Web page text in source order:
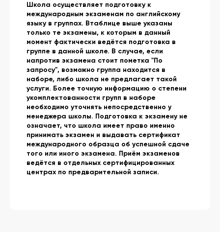
Школа осуществляет подготовку к
международным экзаменам по английскому
языку в группах. Втаблице выше указаны
только те экзамены, к которым в данный
момент фактически ведётся подготовка в
группе в данной школе. В случае, если
напротив экзамена стоит пометка "По
запросу", возможно группа находится в
наборе, либо школа не предлагает такой
услуги. Более точную информацию о степени
укомплектованности групп в наборе
необходимо уточнять непосредственно у
менеджера школы. Подготовка к экзамену не
означает, что школа имеет право именно
принимать экзамен и выдавать сертификат
международного образца об успешной сдаче
того или иного экзамена. Приём экзаменов
ведётся в отдельных сертифицированных
центрах по предварительной записи.